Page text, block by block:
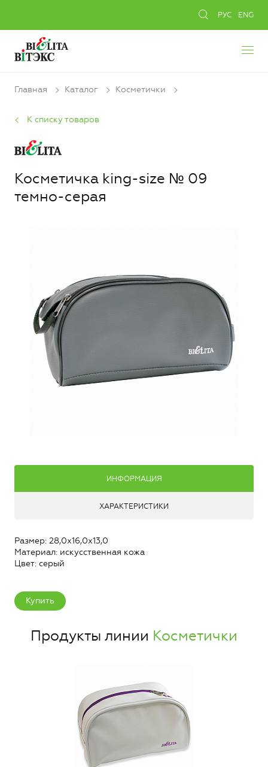
РУС ENG
Главная Каталог Косметички
К списку товаров
Косметичка king-size № 09
темно-серая
ИНФОРМАЦИЯ
ХАРАКТЕРИСТИКИ
Размер: 28,0х16,0х13,0
Материал: искусственная кожа
Цвет: серый
Купить
Продукты линии Косметички